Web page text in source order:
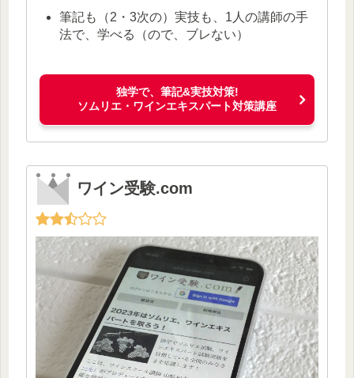
筆記も（2・3次の）実技も、1人の講師の手
法で、学べる（ので、ブレない）
独学で、筆記&実技対策!
ソムリエ・ワインエキスパート対策講座
ワイン受験.com